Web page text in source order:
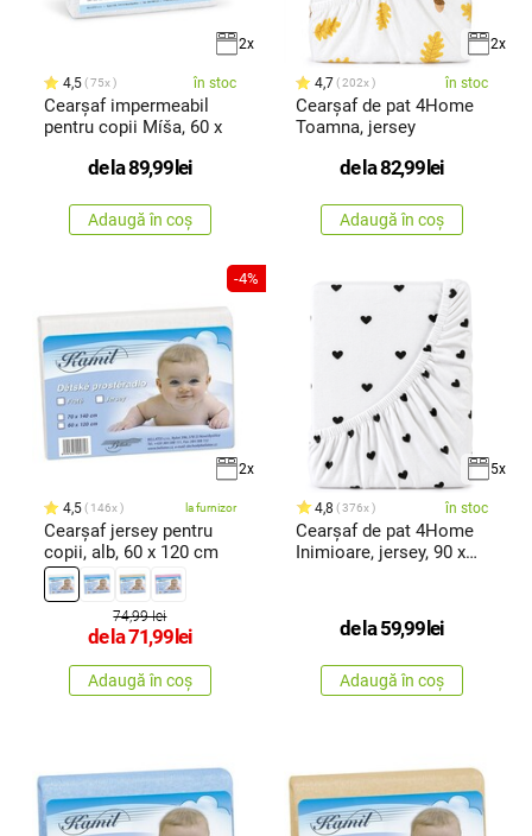
2x
4,5 75x în stoc
Cearșaf impermeabil
pentru copii Míša, 60 x
de la89,99 lei
Adaugă în coș
2x
4,7 202x în stoc
Cearșaf de pat 4Home
Toamna, jersey
de la82,99 lei
Adaugă în coș
-4%
2x
4,5 146x la furnizor
Cearşaf jersey pentru
copii, alb, 60 x 120 cm
74,99 lei
de la71,99 lei
Adaugă în coș
5x
4,8 376x în stoc
Cearșaf de pat 4Home
Inimioare, jersey, 90 x
de la59,99 lei
Adaugă în coș